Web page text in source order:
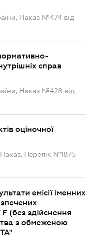
Наказ №474 від
справ
Наказ №428 від
оціночної
Перелік №1875
емісії іменних
F (без здійснення
з обмеженою